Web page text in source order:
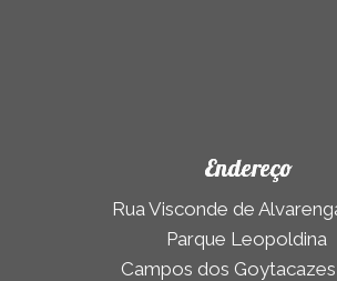
Endereço
Rua Visconde de
Parque Leopoldina
Campos dos Goytacazes